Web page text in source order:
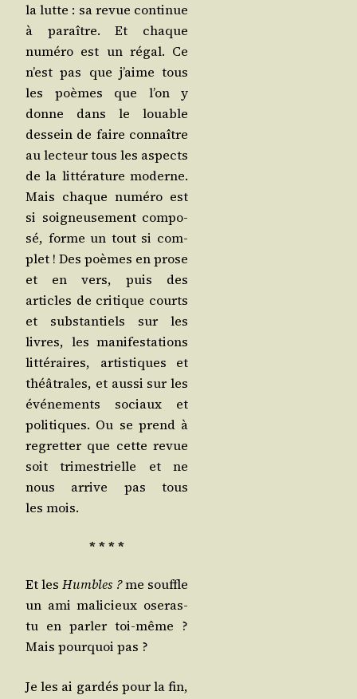
la lutte : sa revue conti­nue
à paraître. Et chaque
numé­ro est un régal. Ce
n’est pas que j’aime tous
les poèmes que l’on y
donne dans le louable
des­sein de faire connaître
au lec­teur tous les aspects
de la lit­té­ra­ture moderne.
Mais chaque numé­ro est
si soi­gneu­se­ment com­po­
sé, forme un tout si com­
plet ! Des poèmes en prose
et en vers, puis des
articles de cri­tique courts
et sub­stan­tiels sur les
livres, les mani­fes­ta­tions
lit­té­raires, artis­tiques et
théâ­trales, et aus­si sur les
évé­ne­ments sociaux et
poli­tiques. Ou se prend à
regret­ter que cette revue
soit tri­mes­trielle et ne
nous arrive pas tous
les mois.
* * * *
Et lesHumbles ?me souffle
un ami mali­cieux ose­ras-
tu en par­ler toi-même ?
Mais pour­quoi pas ?
Je les ai gar­dés pour la fin,